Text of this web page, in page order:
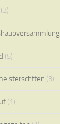
(3)
(5)
(3)
(1)